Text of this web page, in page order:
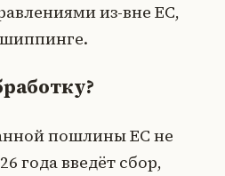
из-вне ЕС,
пошлины ЕС не
года введёт сбор,